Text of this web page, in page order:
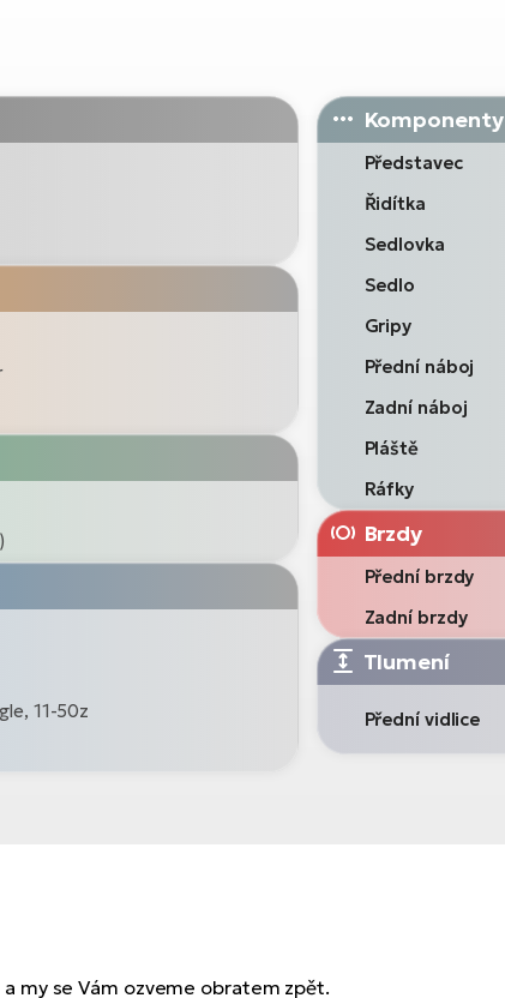
11-50z
Komponenty
Představec
Řidítka
Sedlovka
Sedlo
Gripy
Přední náboj
Zadní náboj
Pláště
Ráfky
Brzdy
Přední brzdy
Zadní brzdy
Tlumení
Přední vidlice
my se Vám ozveme obratem zpět.